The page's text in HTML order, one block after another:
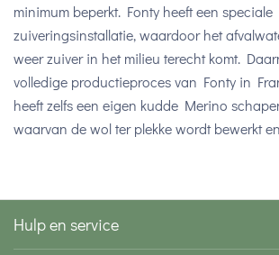
minimum beperkt. Fonty heeft een speciale
zuiveringsinstallatie, waardoor het
weer zuiver in het milieu terecht komt.
volledige productieproces van Fonty in
heeft zelfs een eigen kudde Merino
waarvan de wol ter plekke wordt bewerkt
Hulp en service